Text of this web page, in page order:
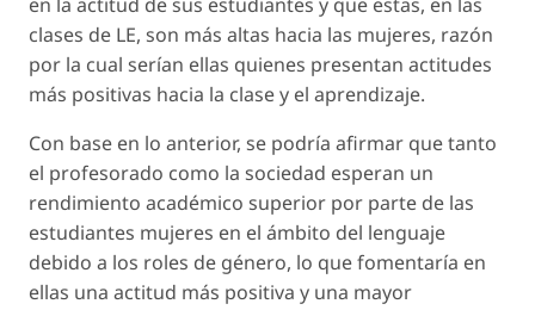
clases de LE, son más altas hacia las mujeres, razón
por la cual serían ellas quienes presentan actitudes
más positivas hacia la clase y el aprendizaje.
Con base en lo anterior, se podría afirmar que tanto
el profesorado como la sociedad esperan un
rendimiento académico superior por parte de las
estudiantes mujeres en el ámbito del lenguaje
debido a los roles de género, lo que fomentaría en
ellas una actitud más positiva y una mayor